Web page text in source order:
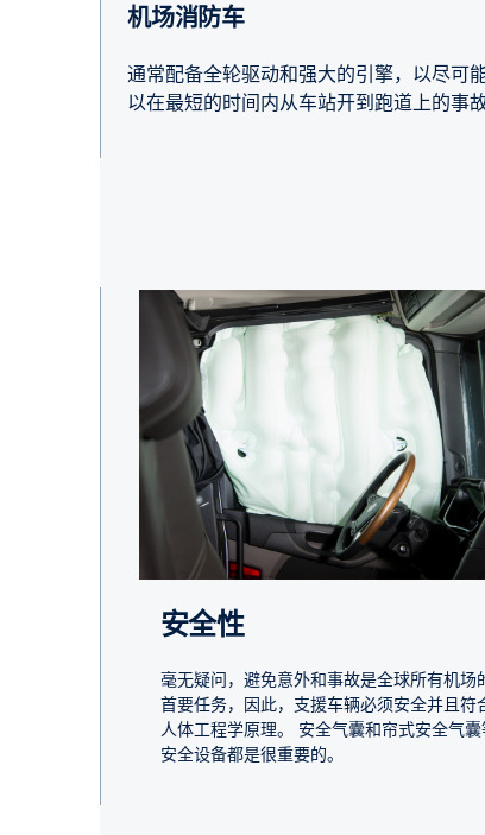
机场消防车
通常配备全轮驱动和强大的引擎，以尽可
以在最短的时间内从车站开到跑道上的事
安全性
毫无疑问，避免意外和事故是全球所有机场
首要任务，因此，支援车辆必须安全并且符
人体工程学原理。 安全气囊和帘式安全气囊
安全设备都是很重要的。